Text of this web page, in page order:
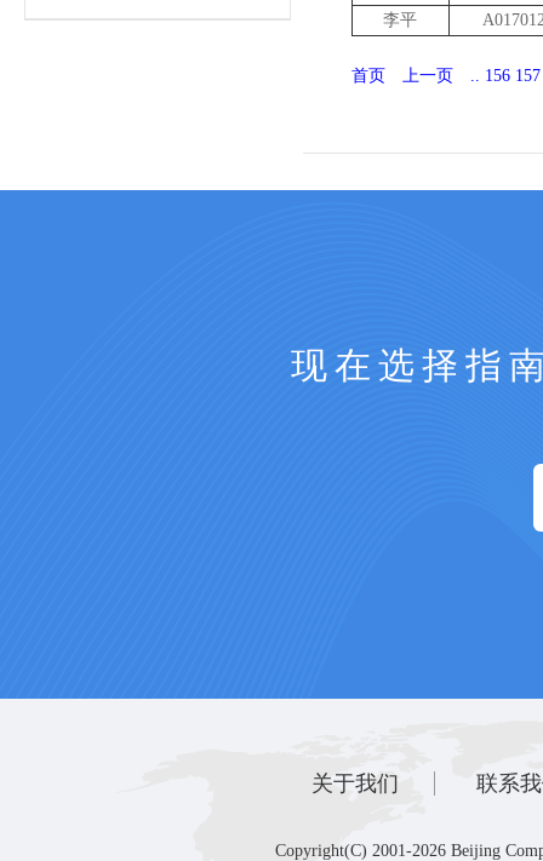
李平
首页 上一页 .. 156 157
现在选择指
关于我们 联系
Copyright(C) 2001-2026 Beijing